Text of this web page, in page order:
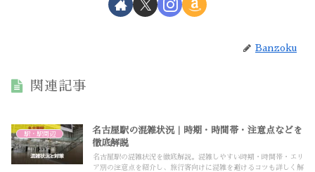
Banzoku
関連記事
駅・駅周辺
名古屋駅の混雑状況｜時期・時間帯・注意点などを
徹底解説
名古屋駅の混雑状況を徹底解説。混雑しやすい時期・時間帯・エリ
ア別の注意点を紹介し、旅行客向けに混雑を避けるコツも詳しく解